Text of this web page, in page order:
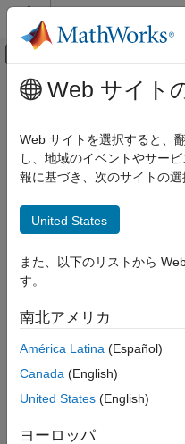
コンテンツへスキップ
オフキャンバ
ドキュメンテーションのホーム
Model-Based Calibration Toolbox
Lookup Table Optimization
カテゴリ
Model Setup
Calibration Lookup Tables
メインコンテンツ
Calibration
Import, create, compare,
Use CAGE to import,
Apps
MBC
Functions
fitlookupn
Web サイト
Web サイトを選択すると、
し、地域のイベントやサー
報に基づき、次のサイトの
United States
また、以下のリストから
す。
南北アメリカ
América Latina (Español)
Canada (English)
United States (English)
ヨーロッパ